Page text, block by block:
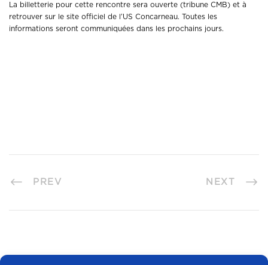
La billetterie pour cette rencontre sera ouverte (tribune CMB) et à
retrouver sur le site officiel de l’US Concarneau. Toutes les
informations seront communiquées dans les prochains jours.
PREV NEXT